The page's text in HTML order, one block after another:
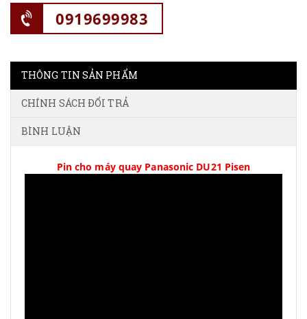
0919699983
THÔNG TIN SẢN PHẨM
CHÍNH SÁCH ĐỔI TRẢ
BÌNH LUẬN
Pin cho máy quay Panasonic DU21 Pisen